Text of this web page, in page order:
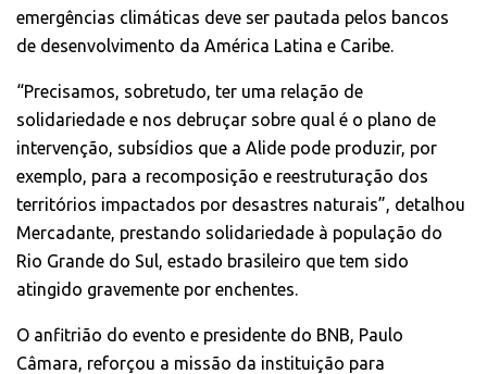
emergências climáticas deve ser pautada pelos bancos
de desenvolvimento da América Latina e Caribe.
“Precisamos, sobretudo, ter uma relação de
solidariedade e nos debruçar sobre qual é o plano de
intervenção, subsídios que a Alide pode produzir, por
exemplo, para a recomposição e reestruturação dos
territórios impactados por desastres naturais”, detalhou
Mercadante, prestando solidariedade à população do
Rio Grande do Sul, estado brasileiro que tem sido
atingido gravemente por enchentes.
O anfitrião do evento e presidente do BNB, Paulo
Câmara, reforçou a missão da instituição para